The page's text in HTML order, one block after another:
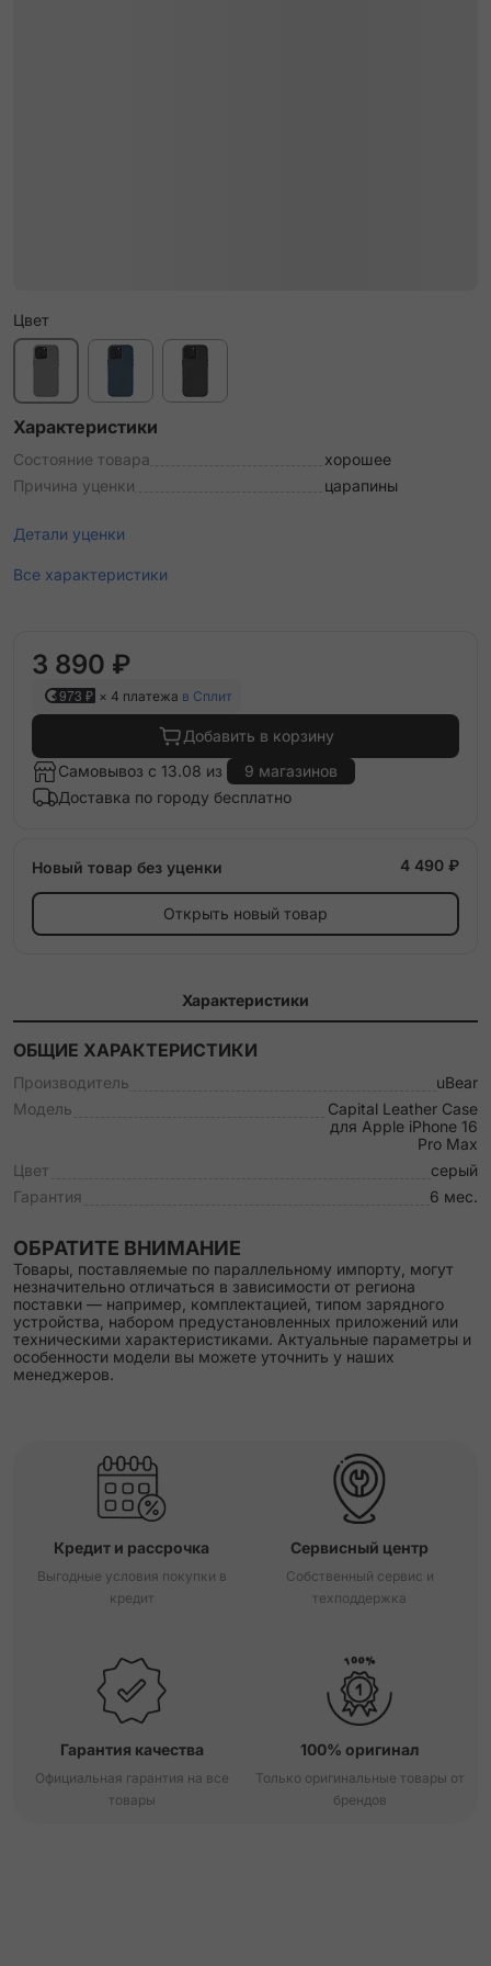
Цвет
Характеристики
Состояние товара
хорошее
Причина уценки
царапины
Детали уценки
Все характеристики
3 890 ₽
973 ₽ × 4 платежа в Сплит
Добавить в корзину
Самовывоз с 13.08 из
9 магазинов
Доставка по городу бесплатно
Новый товар без уценки 4 490 ₽
Открыть новый товар
Характеристики
ОБЩИЕ ХАРАКТЕРИСТИКИ
Производитель
uBear
Модель
Capital Leather Case
для Apple iPhone 16
Pro Max
Цвет
серый
Гарантия
6 мес.
ОБРАТИТЕ ВНИМАНИЕ
Товары, поставляемые по параллельному импорту, могут
незначительно отличаться в зависимости от региона
поставки — например, комплектацией, типом зарядного
устройства, набором предустановленных приложений или
техническими характеристиками. Актуальные параметры и
особенности модели вы можете уточнить у наших
менеджеров.
Кредит и рассрочка
Выгодные условия покупки в
кредит
Сервисный центр
Собственный сервис и
техподдержка
Гарантия качества
Официальная гарантия на все
товары
100% оригинал
Только оригинальные товары от
брендов